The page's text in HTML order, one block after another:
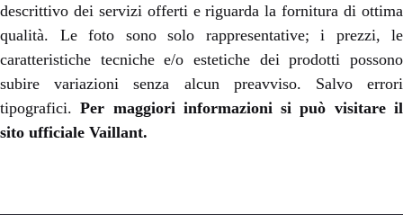
descrittivo dei servizi offerti e riguarda la fornitura di ottima
qualità. Le foto sono solo rappresentative; i prezzi, le
caratteristiche tecniche e/o estetiche dei prodotti possono
subire variazioni senza alcun preavviso. Salvo errori
tipografici.Per maggiori informazioni si può visitare il
sito ufficiale Vaillant.